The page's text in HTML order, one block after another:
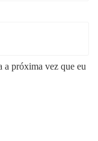
a próxima vez que eu